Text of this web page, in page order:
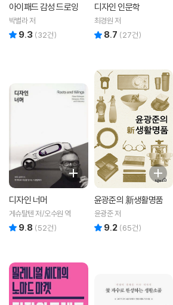
아이패드 감성 드로잉
박별라 저
9.3 (32건)
디자인 인문학
최경원 저
8.7 (27건)
디자인 너머
게슈탈텐 저/오수원 역
9.8 (52건)
윤광준의 新생활명품
윤광준 저
9.2 (65건)